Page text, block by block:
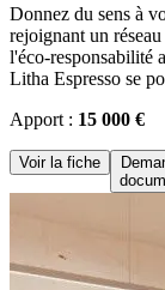
Donnez du sens à
rejoignant un
l'éco-responsabilité
Litha Espresso se
Apport : 15 000 €
Voir la fiche